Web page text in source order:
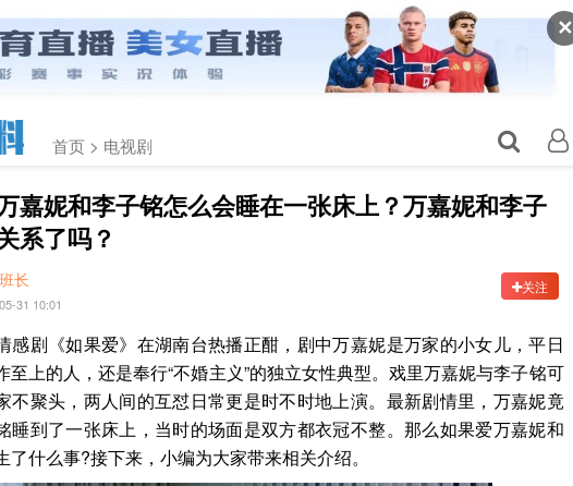
✕
首页 > 电视剧
嘉妮和李子铭怎么会睡在一张床上？万嘉妮和李子
系了吗？
长
31 10:01
关注
《如果爱》在湖南台热播正酣，剧中万嘉妮是万家的小女儿，平日
至上的人，还是奉行“不婚主义”的独立女性典型。戏里万嘉妮与李子铭可
不聚头，两人间的互怼日常更是时不时地上演。最新剧情里，万嘉妮竟
睡到了一张床上，当时的场面是双方都衣冠不整。那么如果爱万嘉妮和
了什么事?接下来，小编为大家带来相关介绍。